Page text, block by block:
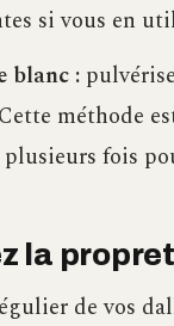
si vous en
blanc :
méthode
plusieurs fois
la
de vos